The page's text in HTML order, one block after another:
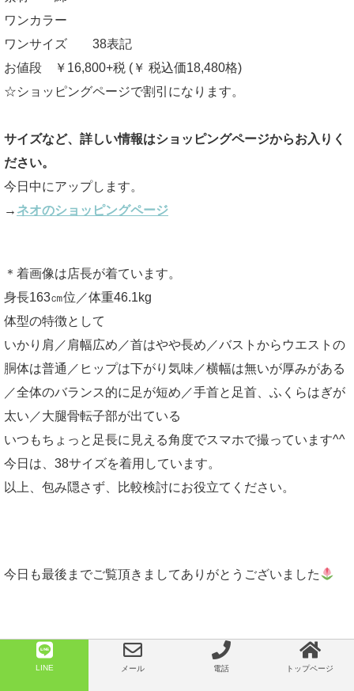
ワンカラー
ワンサイズ 38表記
お値段 ￥16,800+税 (￥ 税込価18,480格)
☆ショッピングページで割引になります。
サイズなど、詳しい情報はショッピングページからお入りく
ださい。
今日中にアップします。
→ ネオのショッピングページ
＊着画像は店長が着ています。
身長163㎝位／体重46.1kg
体型の特徴として
いかり肩／肩幅広め／首はやや長め／バストからウエストの
胴体は普通／ヒップは下がり気味／横幅は無いが厚みがある
／全体のバランス的に足が短め／手首と足首、ふくらはぎが
太い／大腿骨転子部が出ている
いつもちょっと足長に見える角度でスマホで撮っています^^
今日は、38サイズを着用しています。
以上、包み隠さず、比較検討にお役立てください。
今日も最後までご覧頂きましてありがとうございました
LINE メール 電話 トップページ